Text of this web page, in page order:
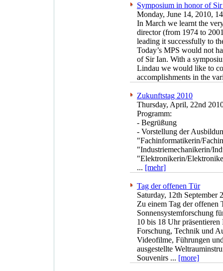
Symposium in honor of
Monday, June 14, 2010,
In March we learnt the
director (from 1974 to
leading it successfully to
Today’s MPS would not
of Sir Ian. With a
Lindau we would like to
accomplishments in the
Zukunftstag 2010
Thursday, April, 22nd
Programm:
- Begrüßung
- Vorstellung der
"Fachinformatikerin/
"Industriemechanikerin/
"Elektronikerin/
... [mehr]
Tag der offenen Tür
Saturday, 12th September
Zu einem Tag der
Sonnensystemforschung
10 bis 18 Uhr
Forschung, Technik und
Videofilme, Führungen
ausgestellte
Souvenirs ... [more]